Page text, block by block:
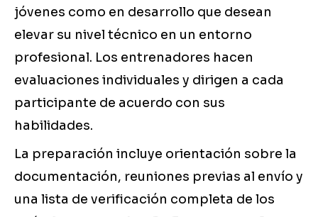
jóvenes como en desarrollo que desean
elevar su nivel técnico en un entorno
profesional. Los entrenadores hacen
evaluaciones individuales y dirigen a cada
participante de acuerdo con sus
habilidades.
La preparación incluye orientación sobre la
documentación, reuniones previas al envío y
una lista de verificación completa de los